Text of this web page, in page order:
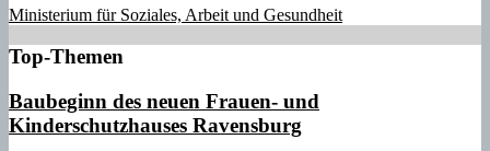
Ministerium für Soziales, Arbeit und Gesundheit
Top-Themen
Baubeginn des neuen Frauen- und
Kinderschutzhauses Ravensburg